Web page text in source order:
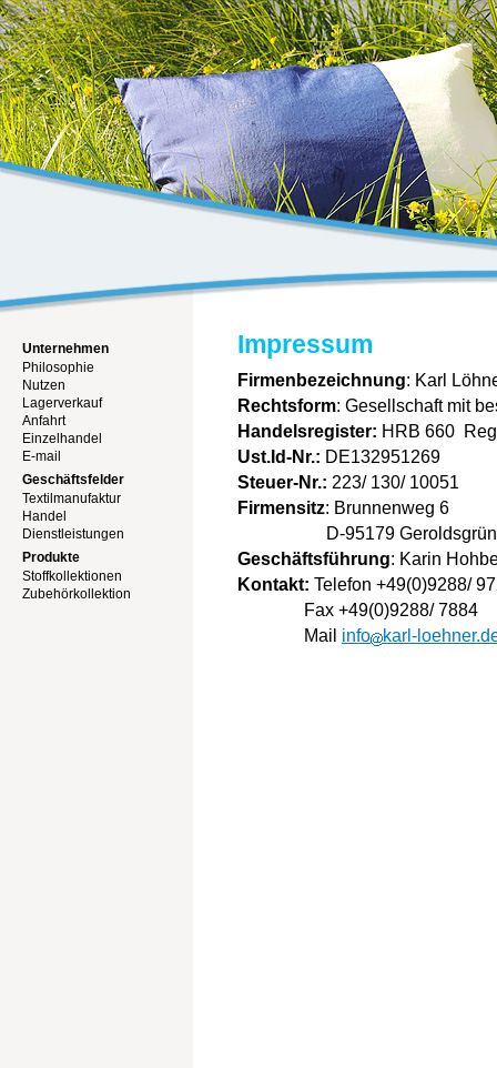
Unternehmen
Philosophie
Nutzen
Lagerverkauf
Anfahrt
Einzelhandel
E-mail
Geschäftsfelder
Textilmanufaktur
Handel
Dienstleistungen
Produkte
Stoffkollektionen
Zubehörkollektion
Impressum
Firmenbezeichnung: Karl
Rechtsform: Gesellschaft mit
Handelsregister: HRB 660
Ust.Id-Nr.: DE132951269
Steuer-Nr.: 223/ 130/ 10051
Firmensitz: Brunnenweg 6
D-95179 Geroldsgrün
Geschäftsführung: Karin
Kontakt: Telefon +49(0)9288/
Fax +49(0)9288/ 7884
Mail info karl-